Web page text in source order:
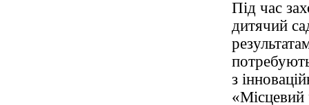
Під час
дитячий
з
«Місцевий